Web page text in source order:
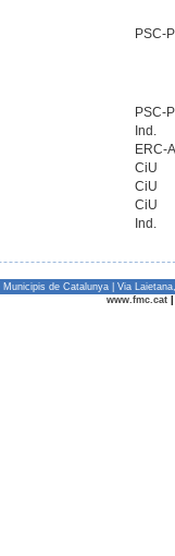
PSC-
PSC-
Ind.
ERC-
CiU
CiU
CiU
Ind.
Municipis de Catalunya | Via
www.fmc.cat